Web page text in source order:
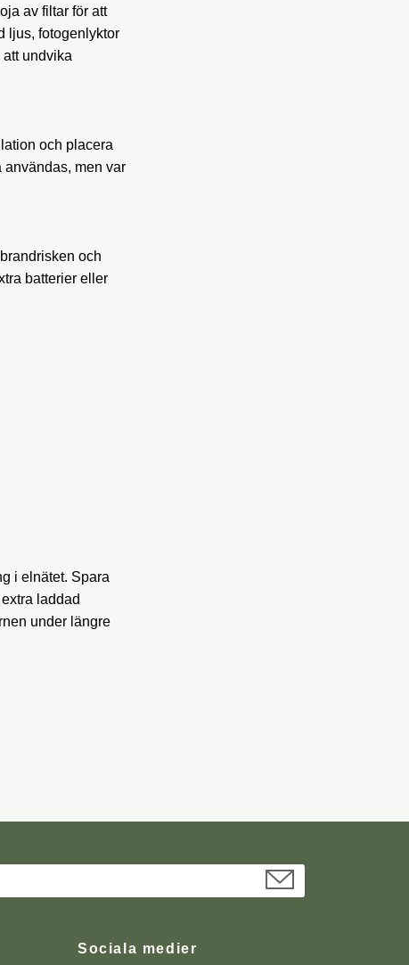
av filtar för att
ljus, fotogenlyktor
undvika
och placera
användas, men var
och
batterier eller
i elnätet. Spara
laddad
under längre
Sociala medier